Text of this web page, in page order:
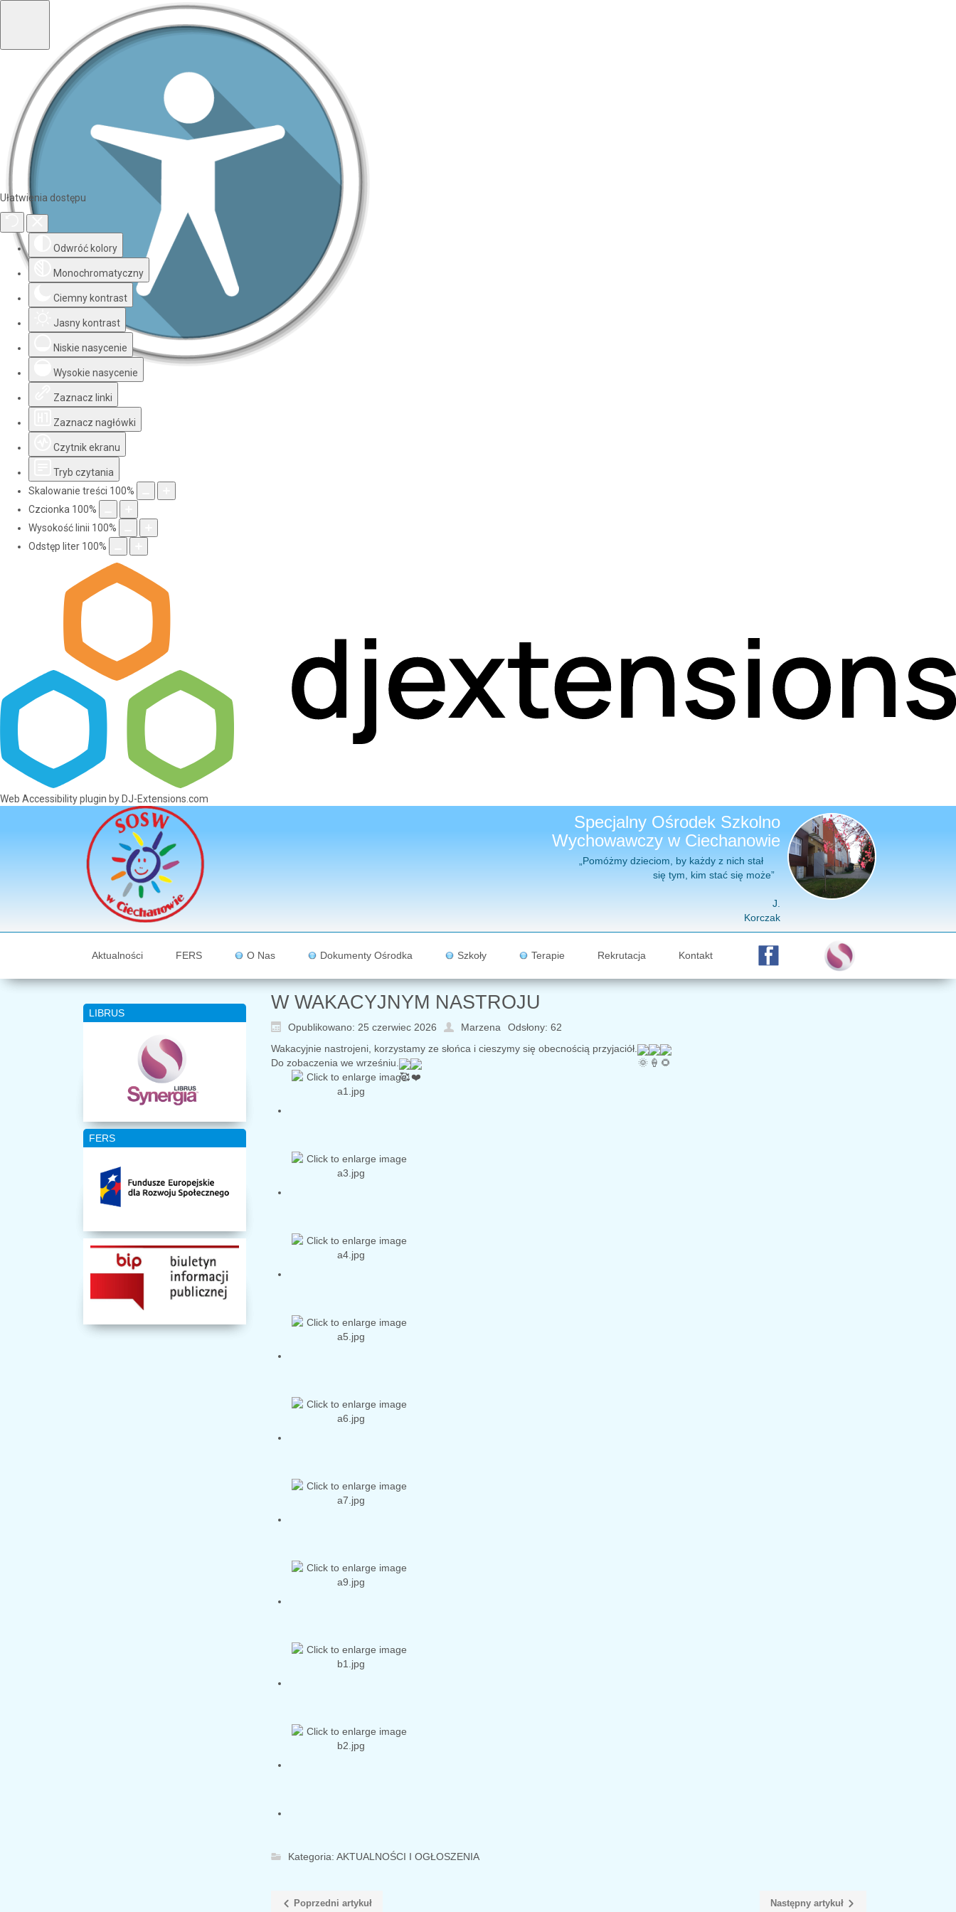
Ułatwienia dostępu
Odwróć kolory
Monochromatyczny
Ciemny kontrast
Jasny kontrast
Niskie nasycenie
Wysokie nasycenie
Zaznacz linki
Zaznacz nagłówki
Czytnik ekranu
Tryb czytania
Skalowanie treści 100%
Czcionka 100%
Wysokość linii 100%
Odstęp liter 100%
Web Accessibility plugin by DJ-Extensions.com
Specjalny Ośrodek Szkolno
Wychowawczy w Ciechanowie
„Pomóżmy dzieciom, by każdy z nich stał
się tym, kim stać się może”
J.
Korczak
Aktualności FERS O Nas Dokumenty Ośrodka Szkoły Terapie Rekrutacja Kontakt
LIBRUS
FERS
W WAKACYJNYM NASTROJU
Opublikowano: 25 czerwiec 2026 Marzena
Odsłony: 62
Wakacyjnie nastrojeni, korzystamy ze słońca i cieszymy się obecnością przyjaciół.
Do zobaczenia we wrześniu.
Kategoria: AKTUALNOŚCI I OGŁOSZENIA
Poprzedni artykuł Następny artykuł